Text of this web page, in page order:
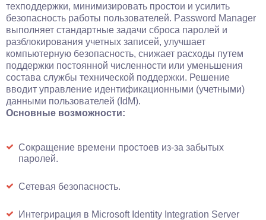
техподдержки, минимизировать простои и усилить
безопасность работы пользователей. Password Manager
выполняет стандартные задачи сброса паролей и
разблокирования учетных записей, улучшает
компьютерную безопасность, снижает расходы путем
поддержки постоянной численности или уменьшения
состава службы технической поддержки. Решение
вводит управление идентификационными (учетными)
данными пользователей (IdM).
Основные возможности:
Сокращение времени простоев из-за забытых
паролей.
Сетевая безопасность.
Интегрирация в Microsoft Identity Integration Server